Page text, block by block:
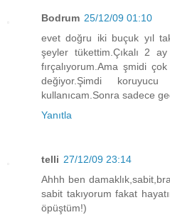
Bodrum 25/12/09 01:10
evet doğru iki buçuk yıl
şeyler tükettim.Çıkalı 2
fırçalıyorum.Ama şmidi
değiyor.Şimdi
kullanıcam.Sonra sadece
Yanıtla
telli 27/12/09 23:14
Ahhh ben
sabit takıyorum fakat
öpüştüm!)